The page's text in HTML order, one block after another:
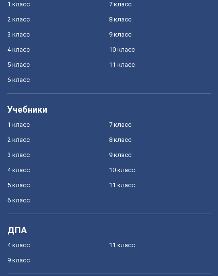
1 класс
2 класс
3 класс
4 класс
5 класс
6 класс
7 класс
8 класс
9 класс
10 класс
11 класс
Учебники
1 класс
2 класс
3 класс
4 класс
5 класс
6 класс
7 класс
8 класс
9 класс
10 класс
11 класс
ДПА
4 класс
9 класс
11 класс